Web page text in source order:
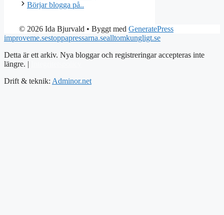
Börjar blogga på..
© 2026 Ida Bjurvald • Byggt med GeneratePress
improveme.sestoppapressarna.sealltomkungligt.se
Detta är ett arkiv. Nya bloggar och registreringar accepteras inte
längre. |
Drift & teknik: Adminor.net